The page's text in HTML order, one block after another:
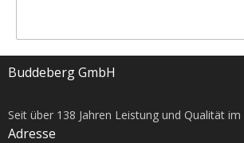
Buddeberg GmbH
Seit über 138 Jahren Leistung und Qualität
Adresse